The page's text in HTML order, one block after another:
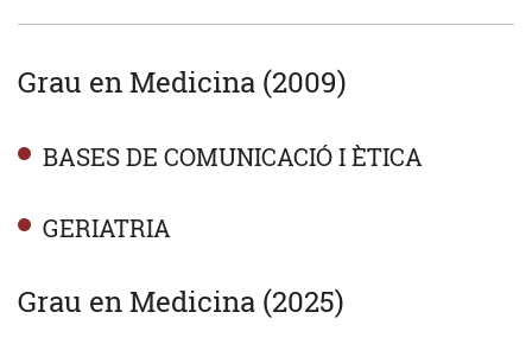
Grau en Medicina (2009)
BASES DE COMUNICACIÓ I ÈTICA
GERIATRIA
Grau en Medicina (2025)